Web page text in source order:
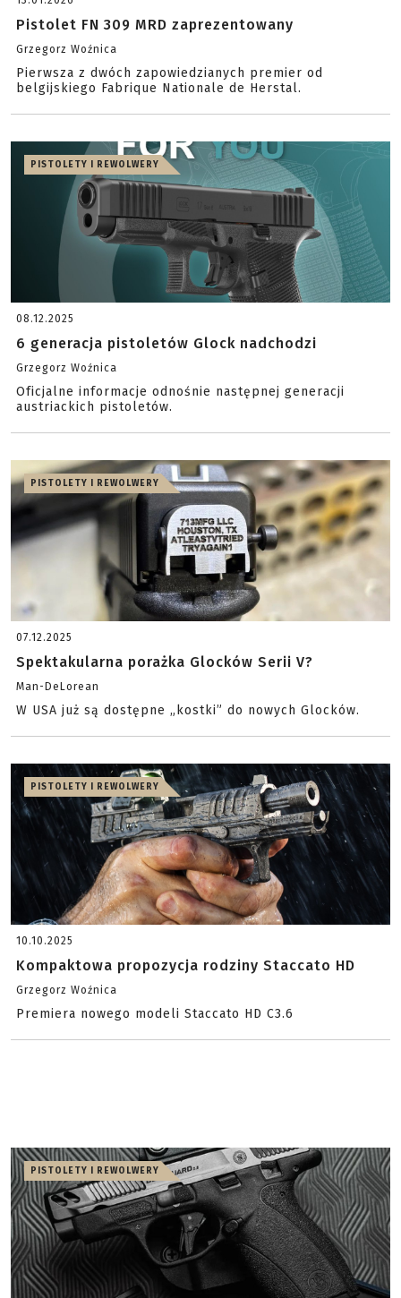
Pistolet FN 309 MRD zaprezentowany
Grzegorz Woźnica
Pierwsza z dwóch zapowiedzianych premier od
belgijskiego Fabrique Nationale de Herstal.
PISTOLETY I REWOLWERY
08.12.2025
6 generacja pistoletów Glock nadchodzi
Grzegorz Woźnica
Oficjalne informacje odnośnie następnej generacji
austriackich pistoletów.
PISTOLETY I REWOLWERY
07.12.2025
Spektakularna porażka Glocków Serii V?
Man-DeLorean
W USA już są dostępne „kostki” do nowych Glocków.
PISTOLETY I REWOLWERY
10.10.2025
Kompaktowa propozycja rodziny Staccato HD
Grzegorz Woźnica
Premiera nowego modeli Staccato HD C3.6
PISTOLETY I REWOLWERY